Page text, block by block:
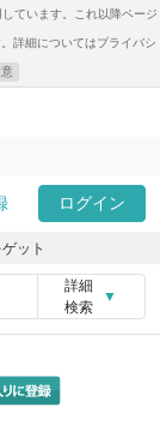
ています。これ以降ページ
詳細についてはプライバシ
意
ログイン
ット
詳細
検索
▼